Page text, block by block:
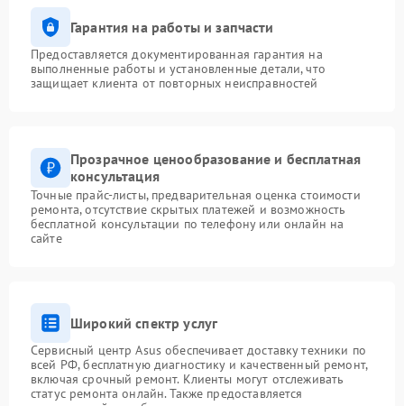
Гарантия на работы и запчасти
Предоставляется документированная гарантия на
выполненные работы и установленные детали, что
защищает клиента от повторных неисправностей
Прозрачное ценообразование и бесплатная
консультация
Точные прайс-листы, предварительная оценка стоимости
ремонта, отсутствие скрытых платежей и возможность
бесплатной консультации по телефону или онлайн на
сайте
Широкий спектр услуг
Сервисный центр Asus обеспечивает доставку техники по
всей РФ, бесплатную диагностику и качественный ремонт,
включая срочный ремонт. Клиенты могут отслеживать
статус ремонта онлайн. Также предоставляется